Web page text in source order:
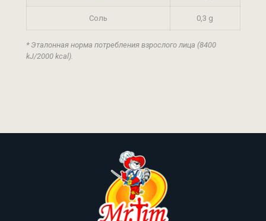
Соль 0,3 g
* Эталонная норма потребления взрослого лица (8400
kJ/2000 kcal).